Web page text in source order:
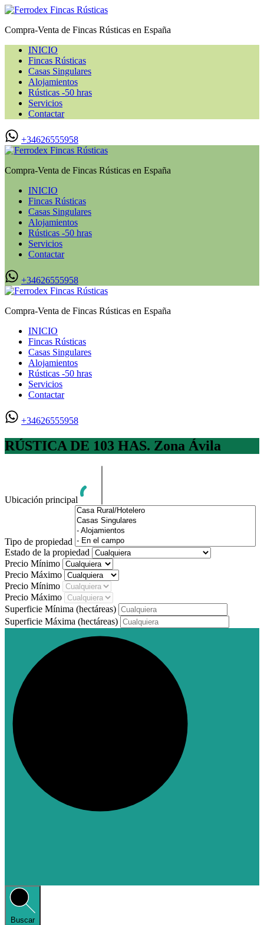
Compra-Venta de Fincas Rústicas en España
INICIO
Fincas Rústicas
Casas Singulares
Alojamientos
Rústicas -50 hras
Servicios
Contactar
+34626555958
Compra-Venta de Fincas Rústicas en España
INICIO
Fincas Rústicas
Casas Singulares
Alojamientos
Rústicas -50 hras
Servicios
Contactar
+34626555958
Compra-Venta de Fincas Rústicas en España
INICIO
Fincas Rústicas
Casas Singulares
Alojamientos
Rústicas -50 hras
Servicios
Contactar
+34626555958
RÚSTICA DE 103 HAS. Zona Ávila
Ubicación principal
Tipo de propiedad
Estado de la propiedad
Precio Mínimo
Precio Máximo
Precio Mínimo
Precio Máximo
Superficie Mínima (hectáreas)
Superficie Máxima (hectáreas)
Buscar